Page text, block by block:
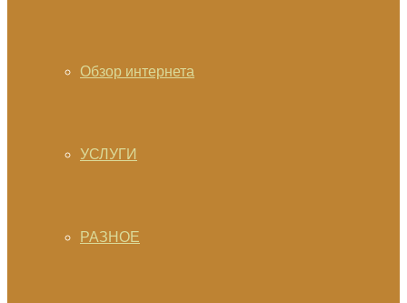
Обзор интернета
УСЛУГИ
РАЗНОЕ